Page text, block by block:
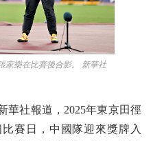
家樂在比賽後合影。 新華社
社報道，2025年東京田徑
賽日，中國隊迎來獎牌入